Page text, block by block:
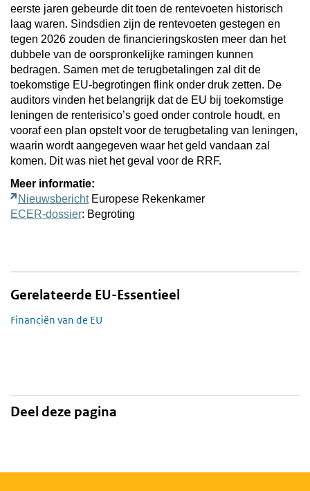
eerste jaren gebeurde dit toen de rentevoeten historisch
laag waren. Sindsdien zijn de rentevoeten gestegen en
tegen 2026 zouden de financieringskosten meer dan het
dubbele van de oorspronkelijke ramingen kunnen
bedragen. Samen met de terugbetalingen zal dit de
toekomstige EU-begrotingen flink onder druk zetten. De
auditors vinden het belangrijk dat de EU bij toekomstige
leningen de renterisico’s goed onder controle houdt, en
vooraf een plan opstelt voor de terugbetaling van leningen,
waarin wordt aangegeven waar het geld vandaan zal
komen. Dit was niet het geval voor de RRF.
Meer informatie:
NieuwsberichtEuropese Rekenkamer
ECER-dossier: Begroting
Gerelateerde EU-Essentieel
Financiën van de EU
Deel deze pagina